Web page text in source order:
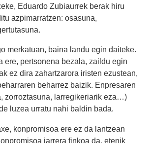
Eduardo Zubiaurrek berak hiru
azpimarratzen: osasuna,
merkatuan, baina landu egin daiteke.
ere, pertsonena bezala, zaildu egin
ez dira zahartzarora iristen ezustean,
beharrez baizik. Enpresaren
zorroztasuna, larregikeriarik eza…)
luzea urratu nahi baldin bada.
konpromisoa ere ez da lantzean
jarrera finkoa da, etenik